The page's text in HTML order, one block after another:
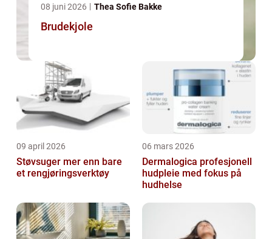
08 juni 2026 Thea Sofie Bakke
Brudekjole
09 april 2026
Støvsuger mer enn bare
et rengjøringsverktøy
06 mars 2026
Dermalogica profesjonell
hudpleie med fokus på
hudhelse